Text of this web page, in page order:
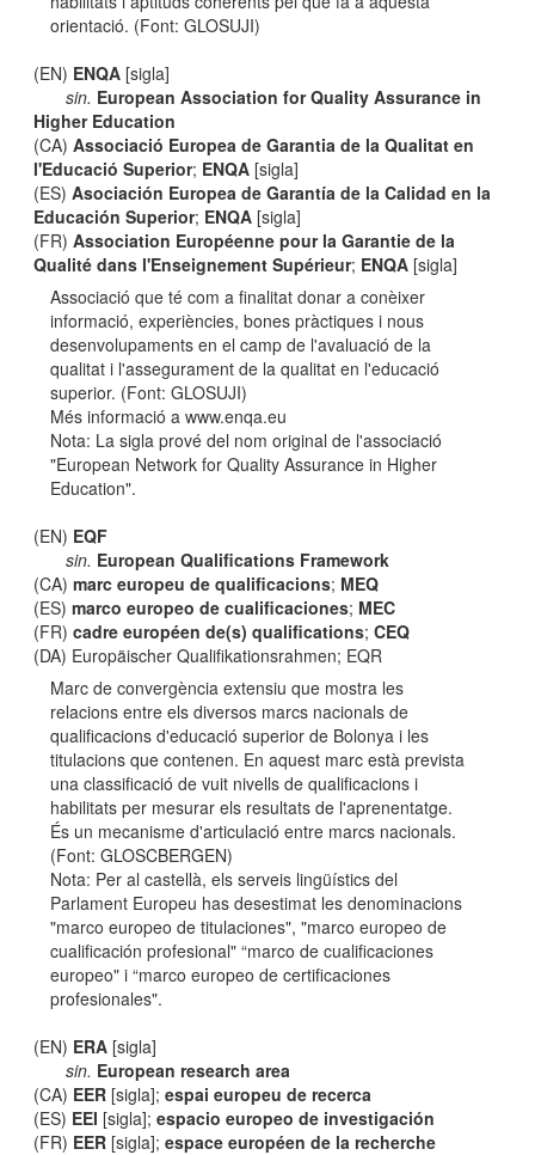
orientació. (Font: GLOSUJI)
(EN) ENQA [sigla]
sin. European Association for Quality Assurance in
Higher Education
(CA)Associació Europea de Garantia de la Qualitat en
l'Educació Superior; ENQA [sigla]
(ES)Asociación Europea de Garantía de la Calidad en la
Educación Superior; ENQA [sigla]
(FR)Association Européenne pour la Garantie de la
Qualité dans l'Enseignement Supérieur; ENQA [sigla]
Associació que té com a finalitat donar a conèixer
informació, experiències, bones pràctiques i nous
desenvolupaments en el camp de l'avaluació de la
qualitat i l'assegurament de la qualitat en l'educació
superior. (Font: GLOSUJI)
Més informació a www.enqa.eu
Nota: La sigla prové del nom original de l'associació
"European Network for Quality Assurance in Higher
Education".
(EN) EQF
sin. European Qualifications Framework
(CA)marc europeu de qualificacions; MEQ
(ES)marco europeo de cualificaciones; MEC
(FR)cadre européen de(s) qualifications;CEQ
(DA) Europäischer Qualifikationsrahmen; EQR
Marc de convergència extensiu que mostra les
relacions entre els diversos marcs nacionals de
qualificacions d'educació superior de Bolonya i les
titulacions que contenen. En aquest marc està prevista
una classificació de vuit nivells de qualificacions i
habilitats per mesurar els resultats de l'aprenentatge.
És un mecanisme d'articulació entre marcs nacionals.
(Font: GLOSCBERGEN)
Nota: Per al castellà, els serveis lingüístics del
Parlament Europeu has desestimat les denominacions
"marco europeo de titulaciones", "marco europeo de
cualificación profesional" “marco de cualificaciones
europeo" i “marco europeo de certificaciones
profesionales".
(EN) ERA [sigla]
sin. European research area
(CA) EER [sigla];espai europeu de recerca
(ES) EEI [sigla];espacio europeo de investigación
(FR) EER [sigla];espace européen de la recherche